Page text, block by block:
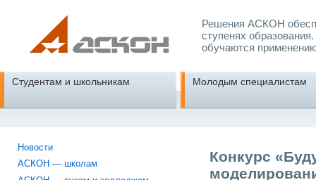
Решения АСКОН
ступенях
обучаются
Студентам и школьникам Молодым специалистам
Новости
АСКОН — школам
Конкурс